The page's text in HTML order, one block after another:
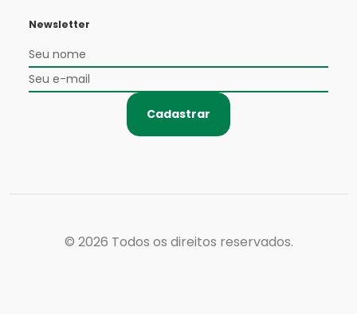
Newsletter
Cadastrar
© 2026 Todos os direitos reservados.